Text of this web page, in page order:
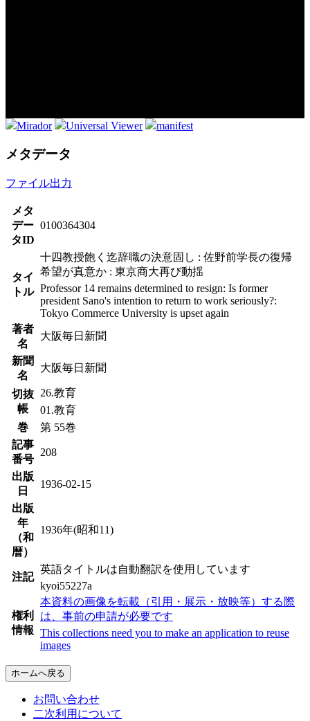
Mirador Universal Viewer manifest
メタデータ
ファイル出力
メタ
デー
タID
0100364304
タイ
トル
十四教授飽く迄辞職の決意固し : 佐野前学長の復帰
希望が真意か : 東京商大再び動揺
Professor 14 remains determined to resign: Is former
president Sano's intention to return to work seriously?:
Tokyo Commerce University is upset again
著者
名
大阪毎日新聞
新聞
名
大阪毎日新聞
切抜
帳
26.教育
01.教育
巻
第 55巻
記事
番号
208
出版
日
1936-02-15
出版
年
（和
暦）
1936年(昭和11)
注記
英語タイトルは自動翻訳を使用しています
kyoi55227a
権利
情報
本資料の画像を転載（引用・展示・放映等）する際
は、事前の申請が必要です
This collections need you to make an application to reuse
images
ホームへ戻る
お問い合わせ
二次利用について